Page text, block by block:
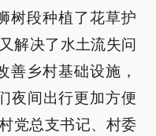
树段种植了花草护
解决了水土流失问
善乡村基础设施，
夜间出行更加方便
党总支书记、村委